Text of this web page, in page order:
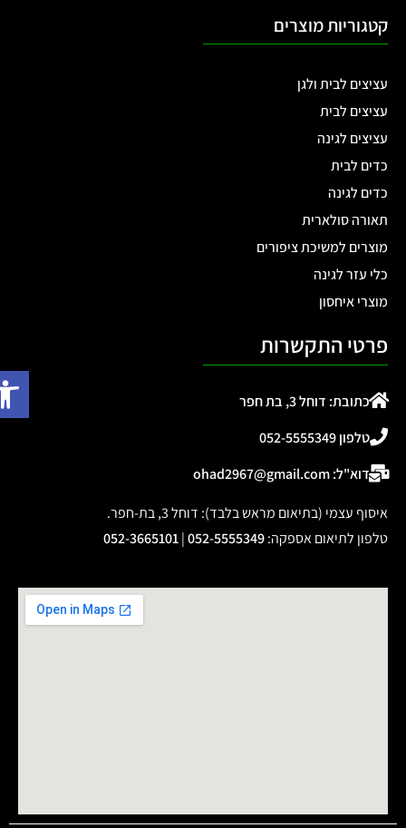
קטגוריות מוצרים
עציצים לבית ולגן
עציצים לבית
עציצים לגינה
כדים לבית
כדים לגינה
תאורה סולארית
מוצרים למשיכת ציפורים
כלי עזר לגינה
מוצרי איחסון
פרטי התקשרות
כתובת: דוחל 3, בת חפר
טלפון 052-5555349
דוא"ל: ohad2967@gmail.com
איסוף עצמי (בתיאום מראש בלבד): דוחל 3, בת-חפר.
טלפון לתיאום אספקה:
052-5555349
|
052-3665101